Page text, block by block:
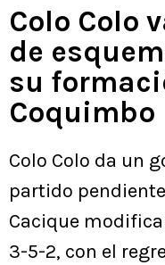
Colo Colo
de
su
Coquimbo
Colo Colo da un
partido
Cacique
3-5-2, con el